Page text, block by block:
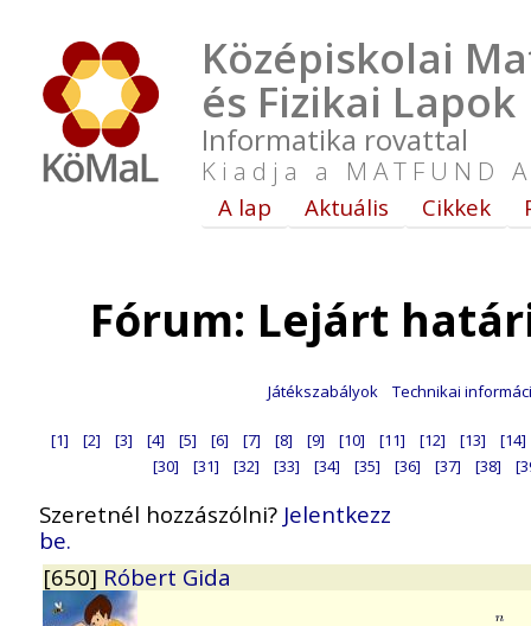
Középiskolai
és Fizikai Lapok
Informatika rovattal
Kiadja a MATFUND
A lap Aktuális Cikkek
Fórum: Lejárt
Játékszabályok Technikai
[1] [2] [3] [4] [5] [6] [7] [8] [9] [10] [11] [12] [13]
[14]
[30]
[31] [32] [33] [34] [35] [36] [37] [38]
Szeretnél hozzászólni? Jelentkezz
be.
[650] Róbert Gida